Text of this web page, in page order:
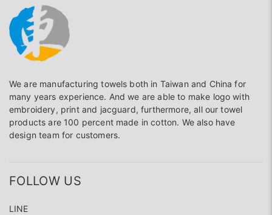
alguna pregunta, por favor contacta con el
Servicio de Atención al Cliente de Información,
estaremos encantados de ayudarte.
We are manufacturing towels both in Taiwan and China for
many years experience. And we are able to make logo with
embroidery, print and jacguard, furthermore, all our towel
products are 100 percent made in cotton. We also have
design team for customers.
FOLLOW US
LINE